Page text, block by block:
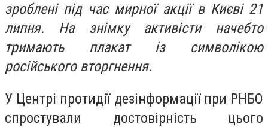
зроблені під час мирної акції в Києві 21
липня. На знімку активісти начебто
тримають плакат із символікою
російського вторгнення.
У Центрі протидії дезінформації при РНБО
спростували достовірність цього